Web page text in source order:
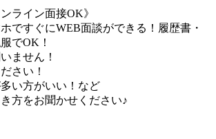
ライン面接OK》
ですぐにWEB面談ができる！履歴書・
でOK！
ません！
さい！
い方がいい！など
方をお聞かせください♪